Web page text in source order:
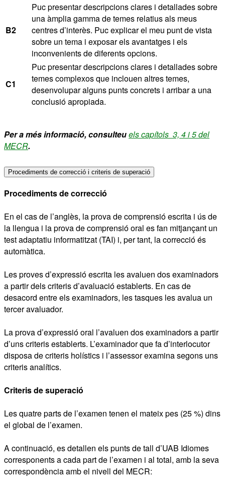
B2
Puc presentar descripcions clares i detallades sobre
una àmplia gamma de temes relatius als meus
centres d’interès. Puc explicar el meu punt de vista
sobre un tema i exposar els avantatges i els
inconvenients de diferents opcions.
C1
Puc presentar descripcions clares i detallades sobre
temes complexos que inclouen altres temes,
desenvolupar alguns punts concrets i arribar a una
conclusió apropiada.
Per a més informació, consulteuels capítols 3, 4 i 5 del
MECR.
Procediments de correcció i criteris de superació
Procediments de correcció
En el cas de l’anglès, la prova de comprensió escrita i ús de
la llengua i la prova de comprensió oral es fan mitjançant un
test adaptatiu informatitzat (TAI) i, per tant, la correcció és
automàtica.
Les proves d’expressió escrita les avaluen dos examinadors
a partir dels criteris d’avaluació establerts. En cas de
desacord entre els examinadors, les tasques les avalua un
tercer avaluador.
La prova d’expressió oral l’avaluen dos examinadors a partir
d’uns criteris establerts. L’examinador que fa d’interlocutor
disposa de criteris holístics i l’assessor examina segons uns
criteris analítics.
Criteris de superació
Les quatre parts de l’examen tenen el mateix pes (25 %) dins
el global de l’examen.
A continuació, es detallen els punts de tall d’UAB Idiomes
corresponents a cada part de l’examen i al total, amb la seva
correspondència amb el nivell del MECR: